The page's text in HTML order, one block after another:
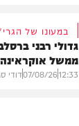
במעונו של
גדולי רבני
ממשל אוקראינה
12:33
07/08/26דודי